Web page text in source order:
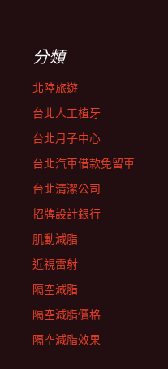
分類
北陸旅遊
台北人工植牙
台北月子中心
台北汽車借款免留車
台北清潔公司
招牌設計銀行
肌動減脂
近視雷射
隔空減脂
隔空減脂價格
隔空減脂效果